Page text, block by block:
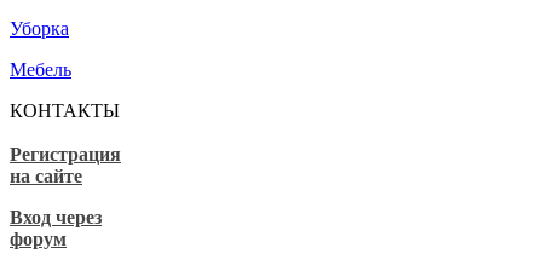
Уборка
Мебель
КОНТАКТЫ
Регистрация
на сайте
Вход через
форум